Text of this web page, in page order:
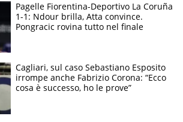
Pagelle Fiorentina-Deportivo La Coruña
1-1: Ndour brilla, Atta convince.
Pongracic rovina tutto nel finale
Cagliari, sul caso Sebastiano Esposito
irrompe anche Fabrizio Corona: “Ecco
cosa è successo, ho le prove”